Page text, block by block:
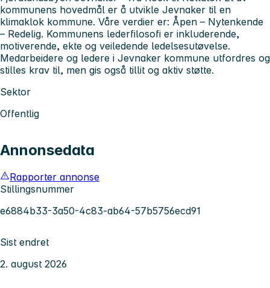
kommunens hovedmål er å utvikle Jevnaker til en
klimaklok kommune. Våre verdier er: Åpen – Nytenkende
– Redelig. Kommunens lederfilosofi er inkluderende,
motiverende, ekte og veiledende ledelsesutøvelse.
Medarbeidere og ledere i Jevnaker kommune utfordres og
stilles krav til, men gis også tillit og aktiv støtte.
Sektor
Offentlig
Annonsedata
Rapporter annonse
Stillingsnummer
e6884b33-3a50-4c83-ab64-57b5756ecd91
Sist endret
2. august 2026